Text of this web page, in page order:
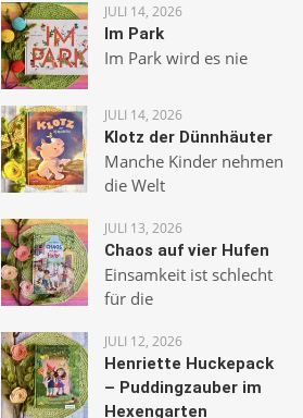
JULI 14, 2026
Im Park
Im Park wird es nie
JULI 14, 2026
Klotz der Dünnhäuter
Manche Kinder nehmen
die Welt
JULI 13, 2026
Chaos auf vier Hufen
Einsamkeit ist schlecht
für die
JULI 12, 2026
Henriette Huckepack
– Puddingzauber im
Hexengarten